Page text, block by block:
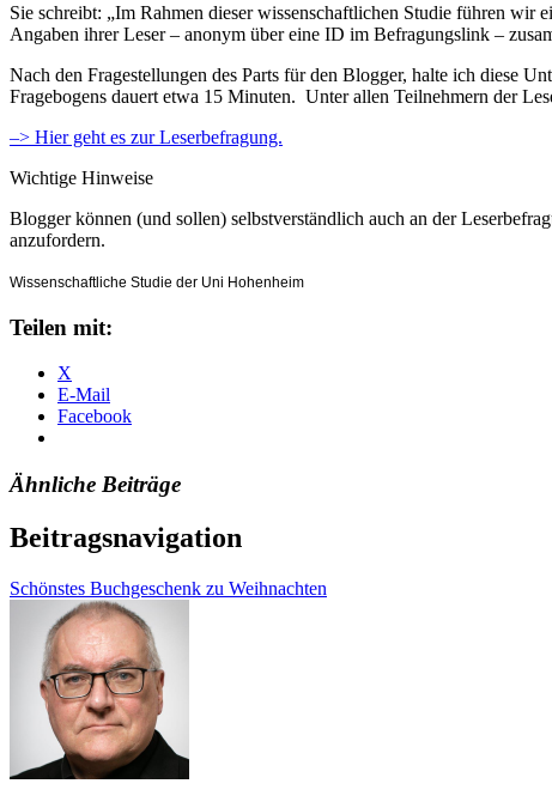
Sie schreibt: „Im Rahmen dieser wissenschaftlichen Studie führen
Angaben ihrer Leser – anonym über eine ID im Befragungslink –
Nach den Fragestellungen des Parts für den Blogger, halte ich diese
Fragebogens dauert etwa 15 Minuten. Unter allen Teilnehmern der
–> Hier geht es zur Leserbefragung.
Wichtige Hinweise
Blogger können (und sollen) selbstverständlich auch an der
anzufordern.
Wissenschaftliche Studie der Uni Hohenheim
Teilen mit:
X
E-Mail
Facebook
Ähnliche Beiträge
Beitragsnavigation
Schönstes Buchgeschenk zu Weihnachten